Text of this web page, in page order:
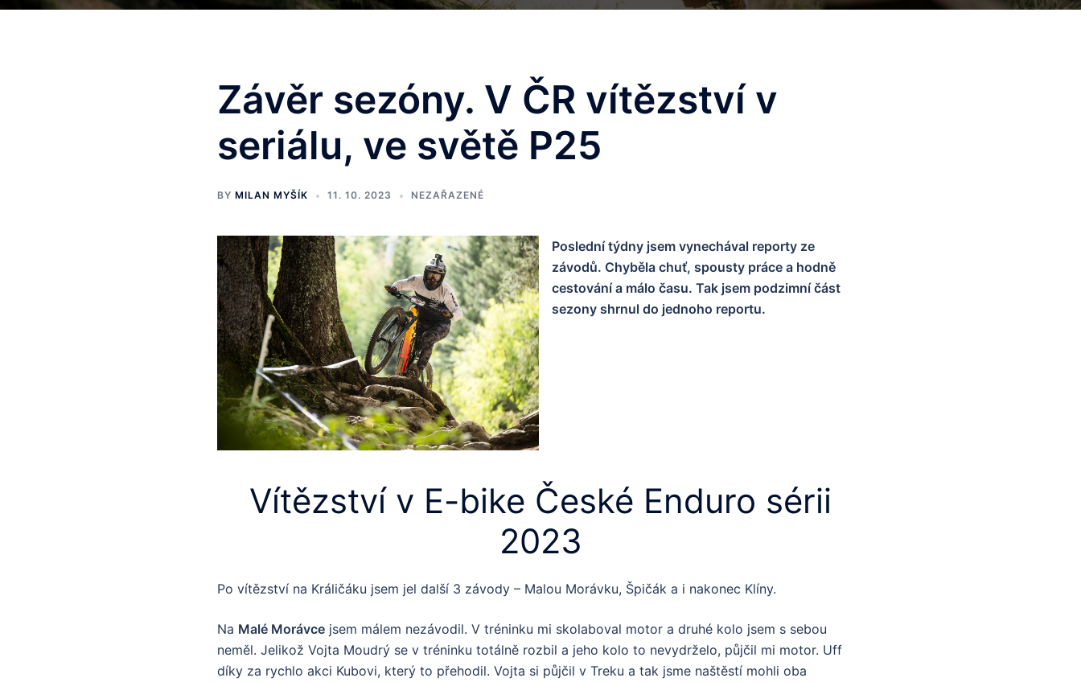
Závěr sezóny. V ČR vítězství v
seriálu, ve světě P25
BY MILAN MYŠÍK 11. 10. 2023 NEZAŘAZENÉ
Poslední týdny jsem vynechával reporty ze
závodů. Chyběla chuť, spousty práce a hodně
cestování a málo času. Tak jsem podzimní část
sezony shrnul do jednoho reportu.
Vítězství v E-bike České Enduro sérii
2023
Po vítězství na Králičáku jsem jel další 3 závody – Malou Morávku, Špičák a i nakonec Klíny.
Na Malé Morávcejsem málem nezávodil. V tréninku mi skolaboval motor a druhé kolo jsem s sebou
neměl. Jelikož Vojta Moudrý se v tréninku totálně rozbil a jeho kolo to nevydrželo, půjčil mi motor. Uff
díky za rychlo akci Kubovi, který to přehodil. Vojta si půjčil v Treku a tak jsme naštěstí mohli oba